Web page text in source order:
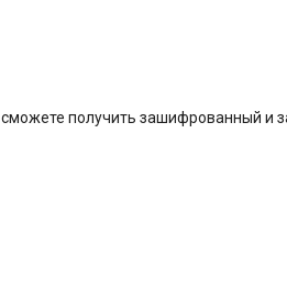
сможете получить зашифрованный и